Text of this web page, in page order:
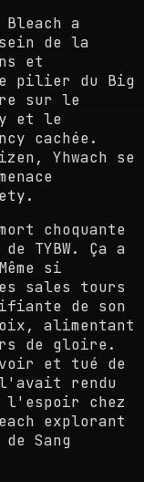
a
de la
et
pilier du Big
sur le
et le
cachée.
Yhwach se
choquante
TYBW. Ça a
si
sales tours
de son
alimentant
de gloire.
et tué de
rendu
chez
explorant
Sang